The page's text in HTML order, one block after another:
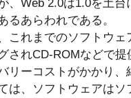
、Web 2.0は1.0を土
るあらわれである。
これまでのソフトウ
されCD-ROMなどで
リーコストがかかり
は、ソフトウェアは